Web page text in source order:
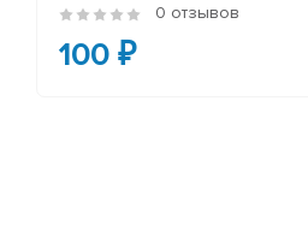
0 отзывов
100 ₽